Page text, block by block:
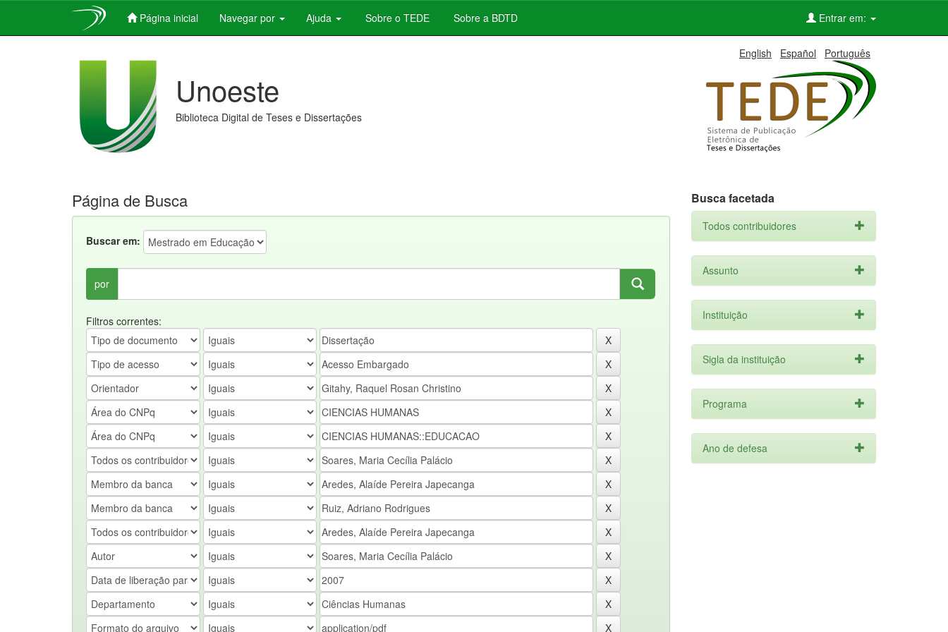
Página inicial Navegar por Ajuda Sobre o TEDE Sobre a BDTD Entrar em:
English Español Português
Unoeste
Biblioteca Digital de Teses e Dissertações
Página de Busca
Buscar em:
por
Filtros correntes:
Busca facetada
Todos contribuidores
Assunto
Instituição
Sigla da instituição
Programa
Ano de defesa